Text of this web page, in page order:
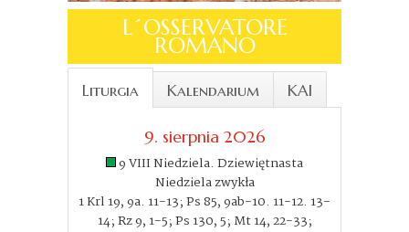
L´OSSERVATORE
ROMANO
Liturgia Kalendarium KAI
9. sierpnia 2026
9 VIII Niedziela. Dziewiętnasta
Niedziela zwykła
1 Krl 19, 9a. 11-13; Ps 85, 9ab-10. 11-12. 13-
14; Rz 9, 1-5; Ps 130, 5; Mt 14, 22-33;